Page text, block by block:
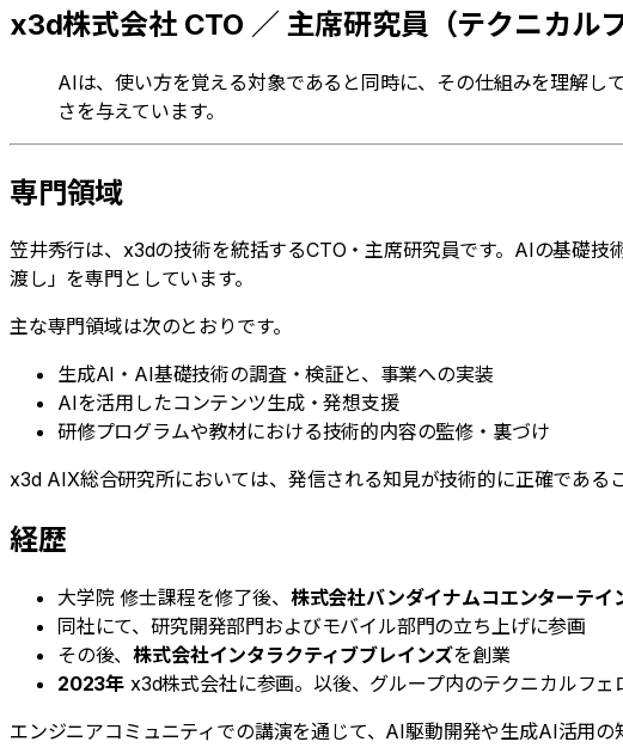
x3d株式会社 CTO ／ 主席研究員（テクニカルフ
AIは、使い方を覚える対象であると同時に、その仕組みを理解
さを与えています。
専門領域
笠井秀行は、x3dの技術を統括するCTO・主席研究員です。AIの基礎
渡し」を専門としています。
主な専門領域は次のとおりです。
生成AI・AI基礎技術の調査・検証と、事業への実装
AIを活用したコンテンツ生成・発想支援
研修プログラムや教材における技術的内容の監修・裏づけ
x3d AIX総合研究所においては、発信される知見が技術的に正確であ
経歴
大学院 修士課程を修了後、 株式会社バンダイナムコエンターテイ
同社にて、研究開発部門およびモバイル部門の立ち上げに参画
その後、株式会社インタラクティブブレインズを創業
2023年 x3d株式会社に参画。以後、グループ内のテクニカルフ
エンジニアコミュニティでの講演を通じて、AI駆動開発や生成AI活用の